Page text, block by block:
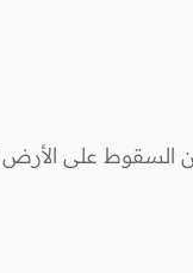
على الأرض